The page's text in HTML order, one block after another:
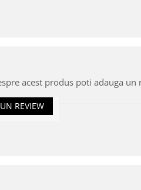
acest produs poti adauga un
REVIEW